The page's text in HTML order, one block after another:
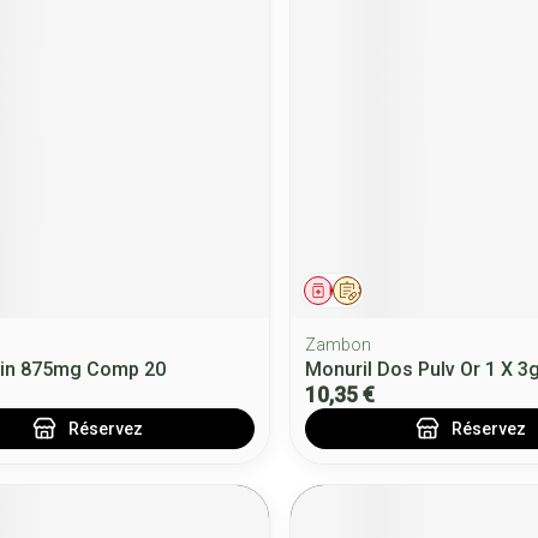
875mg Comp 20
Réservez
Sur prescription
Médicament
Zambon
Monuril Dos Pulv Or 1 X
10,35 €
Réservez